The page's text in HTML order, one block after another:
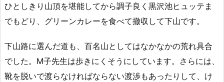
ひとしきり山頂を堪能してから調子良く黒沢池ヒュッテま
でもどり、グリーンカレーを食べて撤収して下山です。
下山路に選んだ道も、百名山としてはなかなかの荒れ具合
でした。M子先生は歩きにくそうにしています。さらには、
靴を脱いで渡らなければならない渡渉もあったりして、け